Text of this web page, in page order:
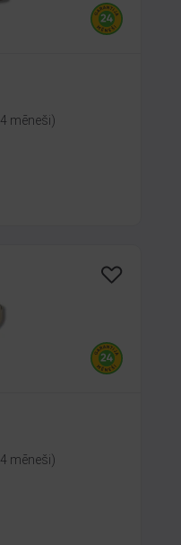
mēneši)
mēneši)